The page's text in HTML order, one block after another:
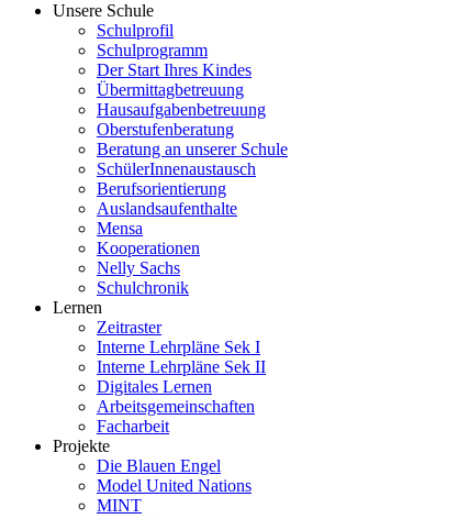
Unsere Schule
Schulprofil
Schulprogramm
Der Start Ihres Kindes
Übermittagbetreuung
Hausaufgabenbetreuung
Oberstufenberatung
Beratung an unserer Schule
SchülerInnenaustausch
Berufsorientierung
Auslandsaufenthalte
Mensa
Kooperationen
Nelly Sachs
Schulchronik
Lernen
Zeitraster
Interne Lehrpläne Sek I
Interne Lehrpläne Sek II
Digitales Lernen
Arbeitsgemeinschaften
Facharbeit
Projekte
Die Blauen Engel
Model United Nations
MINT